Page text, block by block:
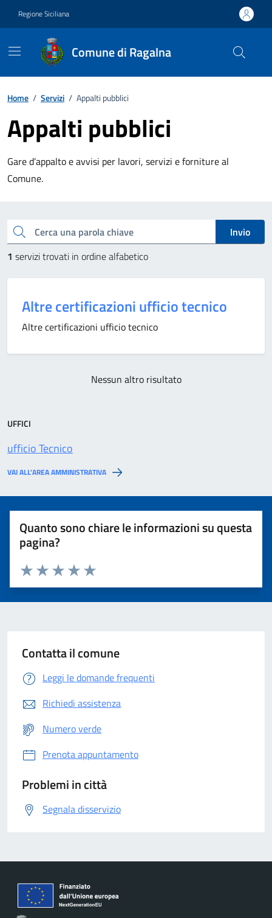
Regione Siciliana
Comune di Ragalna
Home / Servizi / Appalti pubblici
Appalti pubblici
Gare d’appalto e avvisi per lavori, servizi e forniture al
Comune.
Cerca una parola chiave
Invio
1 servizi trovati in ordine alfabetico
Altre certificazioni ufficio tecnico
Altre certificazioni ufficio tecnico
Nessun altro risultato
UFFICI
ufficio Tecnico
VAI ALL’AREA AMMINISTRATIVA
Quanto sono chiare le informazioni su questa
pagina?
Valuta 5 stelle su 5
Valuta 4 stelle su 5
Valuta 3 stelle su 5
Valuta 2 stelle su 5
Valuta 1 stelle su 5
Contatta il comune
Leggi le domande frequenti
Richiedi assistenza
Numero verde
Prenota appuntamento
Problemi in città
Segnala disservizio